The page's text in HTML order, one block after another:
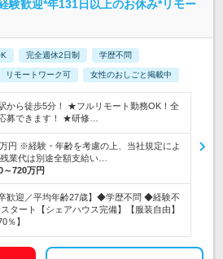
験歓迎*年131日以上のお休み*リモー
完全週休2日制 学歴不問
リモートワーク可 女性のおしごと掲載中
から徒歩5分！ ★フルリモート勤務OK！全
募できます！ ★研修…
円 ※経験・年齢を考慮の上、当社規定によ
業代は別途全額支給い…
～720万円
卒歓迎／平均年齢27歳】◆学歴不問 ◆経験不
タート【シェアハウス完備】【服装自由】
％】